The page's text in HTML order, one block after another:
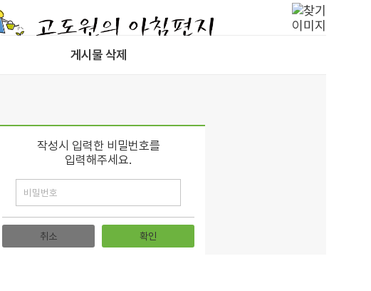
게시물 삭제
작성시 입력한 비밀번호를
입력해주세요.
취소 확인